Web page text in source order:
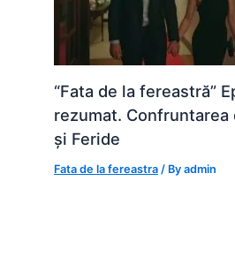
“Fata de la fereastră”
rezumat. Confruntarea
și Feride
Fata de la fereastra / Byadmin